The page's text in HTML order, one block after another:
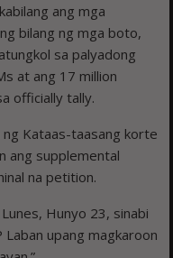
ang mga
bilang ng mga boto,
sa palyadong
at ang 17 million
officially tally.
Kataas-taasang korte
ang supplemental
na petition.
Hunyo 23, sinabi
Laban upang magkaroon